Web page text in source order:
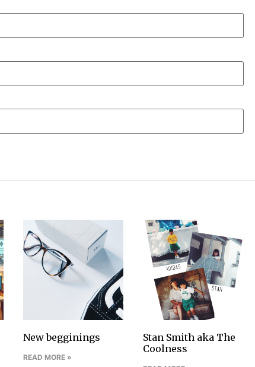
New begginings
READ MORE »
Stan Smith aka The
Coolness